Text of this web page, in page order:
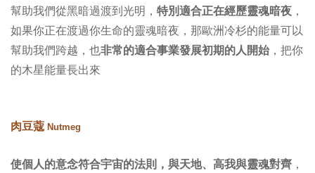
幫助我們從黑暗過渡到光明， 特別適合正在經歷靈魂暗夜 ，
如果你正在渡過你生命的靈魂暗夜，那歐洲冷杉的能量可以
幫助我們跨越，也非常的適合事業發展初期的人開始 ，把你
的木星能量長出來
肉豆蔻 Nutmeg
使個人的意念符合宇宙的法則，與天地、高我與靈魂對齊 ，